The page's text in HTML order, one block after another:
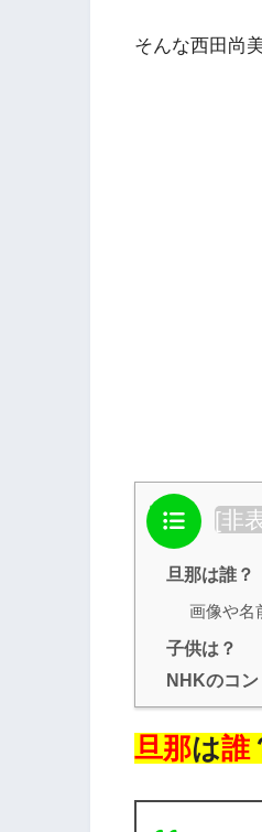
そんな西田尚
目次 [非
旦那は誰？
画像や名
子供は？
NHKのコン
旦那は誰